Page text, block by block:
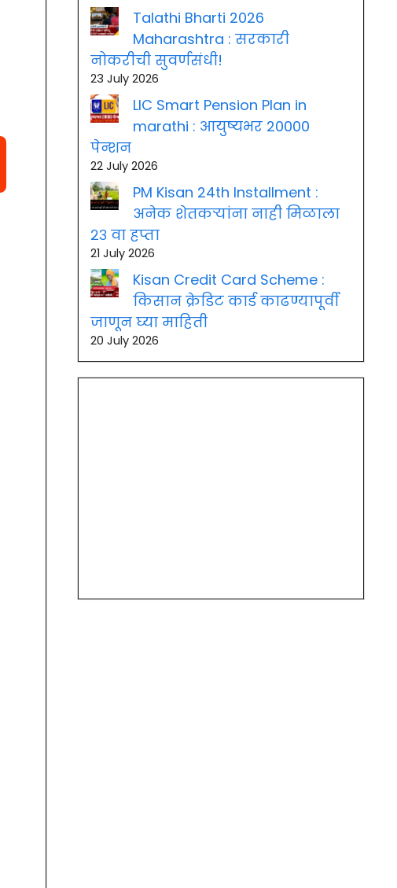
Talathi Bharti 2026
Maharashtra : सरकारी
नोकरीची सुवर्णसंधी!
23 July 2026
LIC Smart Pension Plan in
marathi : आयुष्यभर 20000
पेन्शन
22 July 2026
PM Kisan 24th Installment :
अनेक शेतकऱ्यांना नाही मिळाला
२३ वा हप्ता
21 July 2026
Kisan Credit Card Scheme :
किसान क्रेडिट कार्ड काढण्यापूर्वी
जाणून घ्या माहिती
20 July 2026